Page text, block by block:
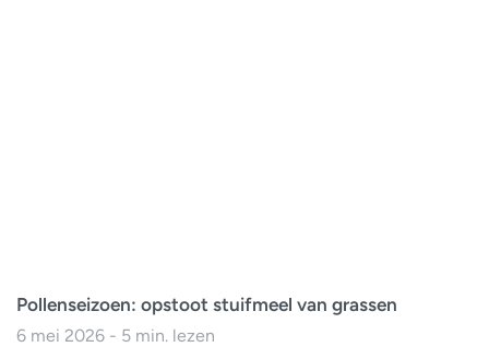
Pollenseizoen: opstoot stuifmeel van grassen
6 mei 2026 - 5 min. lezen